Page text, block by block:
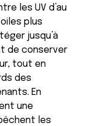
les UV d’au
plus
jusqu’à
de conserver
tout en
des
En
une
les